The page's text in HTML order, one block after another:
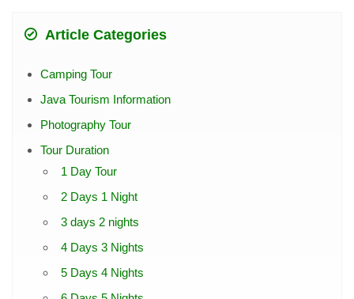
Article Categories
Camping Tour
Java Tourism Information
Photography Tour
Tour Duration
1 Day Tour
2 Days 1 Night
3 days 2 nights
4 Days 3 Nights
5 Days 4 Nights